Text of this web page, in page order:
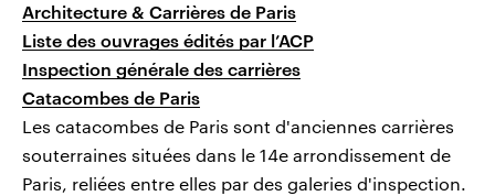
Architecture & Carrières de Paris
Liste des ouvrages édités par l’ACP
Inspection générale des carrières
Catacombes de Paris
Les catacombes de Paris sont d'anciennes carrières
souterraines situées dans le 14e arrondissement de
Paris, reliées entre elles par des galeries d'inspection.